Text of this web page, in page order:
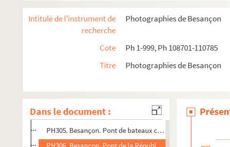
Intitulé de l'instrument de
recherche
Photographies de Besançon
Cote
Ph 1-999, Ph 108701-110785
Titre
Photographies de Besançon
Dans le document :
PH297. MAUVILLIER, Emile. Besançon. Inondations janvier
PH298. MAUVILLIER, Emile. Besançon. Inondations janvier
PH300. MAUVILLIER, Emile. Besançon. Inondations janvier
PH301. MAUVILLIER, Emile. Besançon. Inondations janvier
PH303. Besançon. Pont de Velotte sauté, 16 juin 1940
PH304. Besançon. Pont Canot sauté, 16 juin 1940
PH305. Besançon. Pont de bateaux construit en 1940 pour